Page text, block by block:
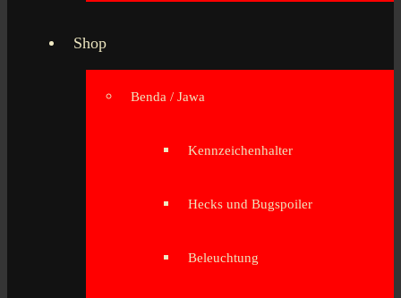
Shop
Benda / Jawa
Kennzeichenhalter
Hecks und Bugspoiler
Beleuchtung